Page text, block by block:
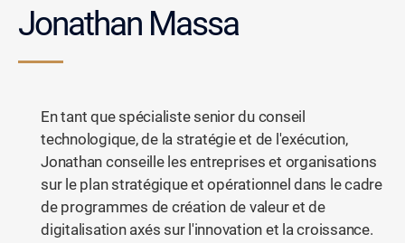
Jonathan Massa
En tant que spécialiste senior du conseil
technologique, de la stratégie et de l'exécution,
Jonathan conseille les entreprises et organisations
sur le plan stratégique et opérationnel dans le cadre
de programmes de création de valeur et de
digitalisation axés sur l'innovation et la croissance.